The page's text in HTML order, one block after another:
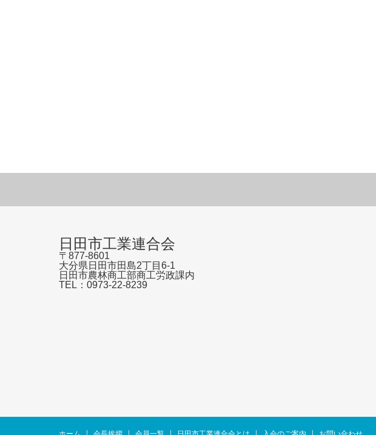
日田市工業連合会
〒877-8601
大分県日田市田島2丁目6-1
日田市農林商工部商工労政課内
TEL：0973-22-8239